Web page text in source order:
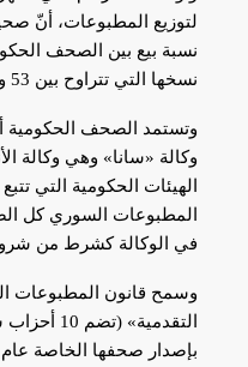
لتوزيع المطبوعات، أنّ
نسخها التي تتراوح بين 53 و60 ألفاً.
وتستمد الصحف
وكالة «سانا» وهي وكالة
الهيئات الحكومية التي
المطبوعات السوري كل
في الوكالة كشرط من
وسمح قانون المطبوعات